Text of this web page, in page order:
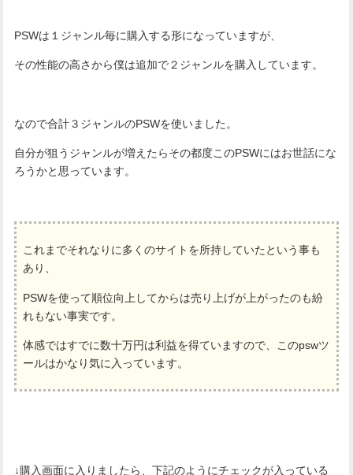
PSWは１ジャンル毎に購入する形になっていますが、
その性能の高さから僕は追加で２ジャンルを購入しています。
なので合計３ジャンルのPSWを使いました。
自分が狙うジャンルが増えたらその都度このPSWにはお世話にな
ろうかと思っています。
これまでそれなりに多くのサイトを所持していたという事も
あり、
PSWを使って順位向上してからは売り上げが上がったのも紛
れもない事実です。
体感ではすでに数十万円は利益を得ていますので、このpswツ
ールはかなり気に入っています。
↓購入画面に入りましたら、下記のようにチェックが入っている